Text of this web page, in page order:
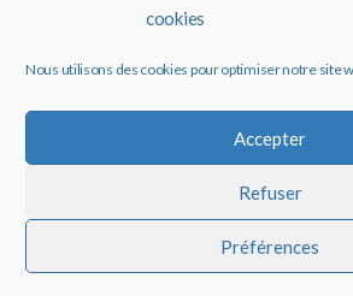
cookies
Nous utilisons des cookies pour optimiser notre site
Accepter
Refuser
Préférences
Les livres audio : une porte ouverte